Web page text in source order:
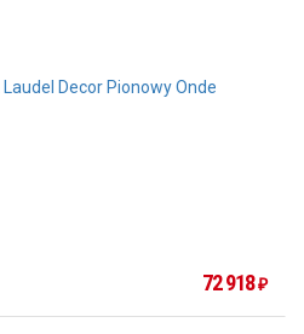
72 918₽